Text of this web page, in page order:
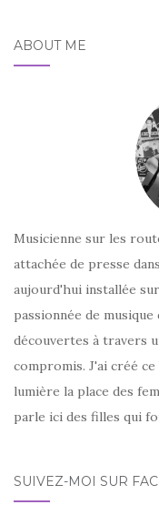
ABOUT ME
Musicienne sur les
attachée de presse
aujourd'hui installée
passionnée de
découvertes à travers
compromis. J'ai créé
lumière la place des
parle ici des filles qui
SUIVEZ-MOI SUR